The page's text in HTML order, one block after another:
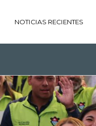
NOTICIAS RECIENTES